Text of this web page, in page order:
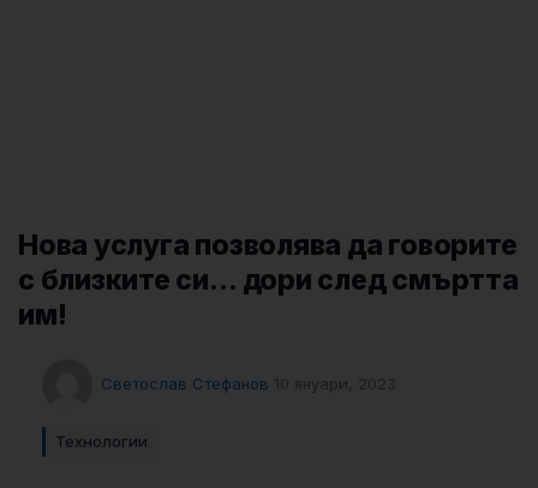
Нова услуга позволява да говорите
с близките си… дори след смъртта
им!
Светослав Стефанов 10 януари, 2023
Технологии